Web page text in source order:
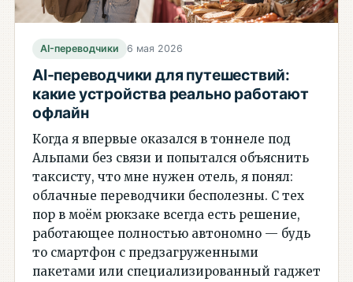
AI-переводчики 6 мая 2026
AI-переводчики для путешествий:
какие устройства реально работают
офлайн
Когда я впервые оказался в тоннеле под
Альпами без связи и попытался объяснить
таксисту, что мне нужен отель, я понял:
облачные переводчики бесполезны. С тех
пор в моём рюкзаке всегда есть решение,
работающее полностью автономно — будь
то смартфон с предзагруженными
пакетами или специализированный гаджет